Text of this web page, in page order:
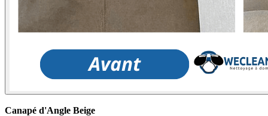
Canapé d'Angle Beige